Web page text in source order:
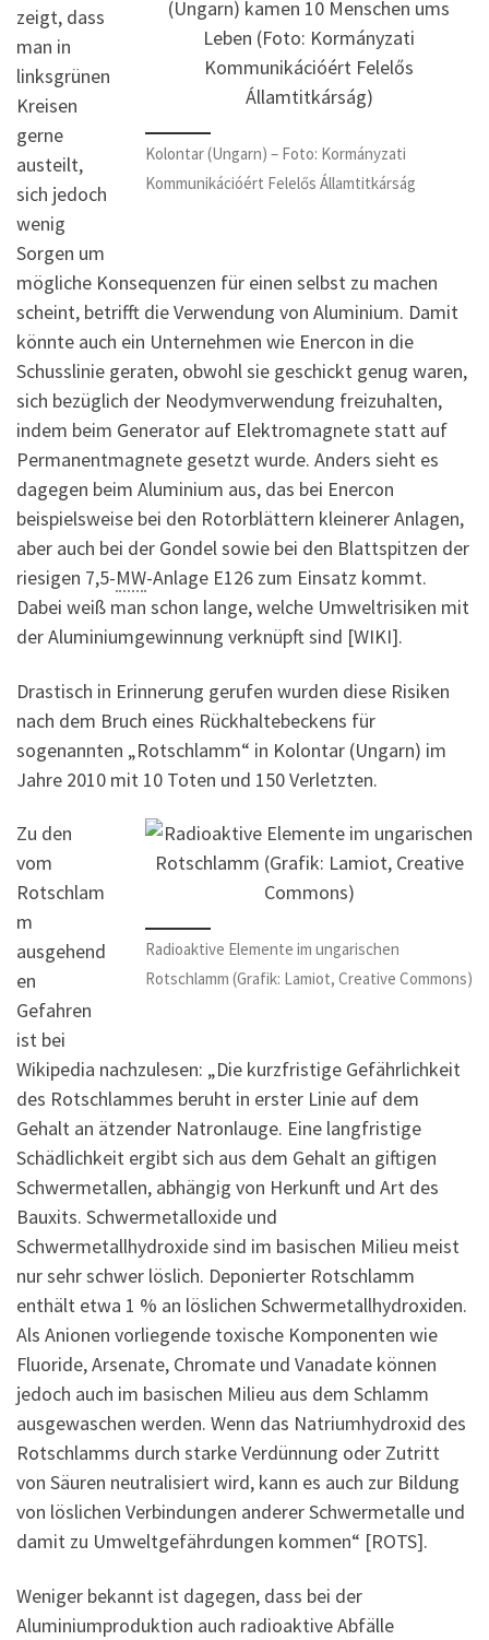
Kolontar (Ungarn) – Foto: Kormányzati
Kommunikációért Felelős Államtitkárság
zeigt, dass
man in
linksgrünen
Kreisen
gerne
austeilt,
sich jedoch
wenig
Sorgen um
mögliche Konsequenzen für einen selbst zu machen
scheint, betrifft die Verwendung von Aluminium. Damit
könnte auch ein Unternehmen wie Enercon in die
Schusslinie geraten, obwohl sie geschickt genug waren,
sich bezüglich der Neodymverwendung freizuhalten,
indem beim Generator auf Elektromagnete statt auf
Permanentmagnete gesetzt wurde. Anders sieht es
dagegen beim Aluminium aus, das bei Enercon
beispielsweise bei den Rotorblättern kleinerer Anlagen,
aber auch bei der Gondel sowie bei den Blattspitzen der
riesigen 7,5-MW-Anlage E126 zum Einsatz kommt.
Dabei weiß man schon lange, welche Umweltrisiken mit
der Aluminiumgewinnung verknüpft sind [WIKI].
Drastisch in Erinnerung gerufen wurden diese Risiken
nach dem Bruch eines Rückhaltebeckens für
sogenannten „Rotschlamm“ in Kolontar (Ungarn) im
Jahre 2010 mit 10 Toten und 150 Verletzten.
Radioaktive Elemente im ungarischen
Rotschlamm (Grafik: Lamiot, Creative Commons)
Zu den
vom
Rotschlam
m
ausgehend
en
Gefahren
ist bei
Wikipedia nachzulesen: „Die kurzfristige Gefährlichkeit
des Rotschlammes beruht in erster Linie auf dem
Gehalt an ätzender Natronlauge. Eine langfristige
Schädlichkeit ergibt sich aus dem Gehalt an giftigen
Schwermetallen, abhängig von Herkunft und Art des
Bauxits. Schwermetalloxide und
Schwermetallhydroxide sind im basischen Milieu meist
nur sehr schwer löslich. Deponierter Rotschlamm
enthält etwa 1 % an löslichen Schwermetallhydroxiden.
Als Anionen vorliegende toxische Komponenten wie
Fluoride, Arsenate, Chromate und Vanadate können
jedoch auch im basischen Milieu aus dem Schlamm
ausgewaschen werden. Wenn das Natriumhydroxid des
Rotschlamms durch starke Verdünnung oder Zutritt
von Säuren neutralisiert wird, kann es auch zur Bildung
von löslichen Verbindungen anderer Schwermetalle und
damit zu Umweltgefährdungen kommen“ [ROTS].
Weniger bekannt ist dagegen, dass bei der
Aluminiumproduktion auch radioaktive Abfälle